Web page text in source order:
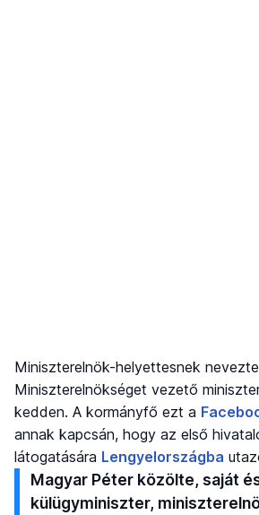
Miniszterelnök-helyettesnek
Miniszterelnökséget vezető
kedden. A kormányfő ezt a
annak kapcsán, hogy az első
látogatására Lengyelországba
Magyar Péter közölte, saját
külügyminiszter,